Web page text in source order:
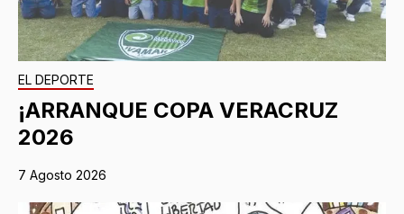
EL DEPORTE
¡ARRANQUE COPA VERACRUZ
2026
7 Agosto 2026